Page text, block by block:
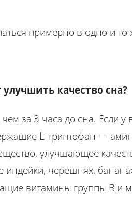
примерно в одно и то
качество сна?
за 3 часа до сна. Если у
L-триптофан —
улучшающее
индейки, черешнях,
витамины группы В и